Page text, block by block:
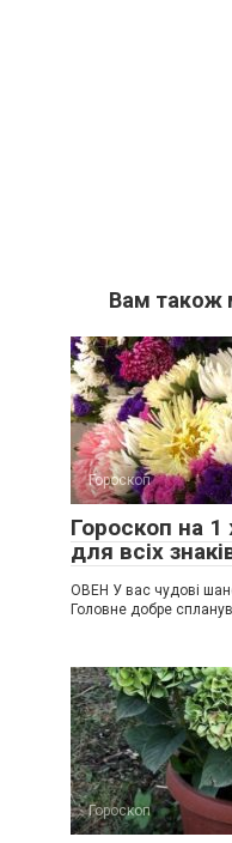
Вам також
Гороскоп
Гороскоп на
для всіх
ОВЕН У вас чудові
Головне добре
Гороскоп